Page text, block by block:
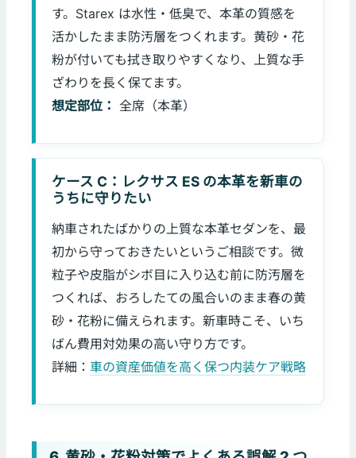
す。Starex は水性・低臭で、本革の質感を
活かしたまま防汚層をつくれます。黄砂・花
粉が付いても拭き取りやすくなり、上質な手
ざわりを長く保てます。
想定部位： 全席（本革）
ケース C：レクサス ES の本革を新車の
うちに守りたい
納車されたばかりの上質な本革セダンを、最
初から守っておきたいというご相談です。微
粒子や皮脂がシボ目に入り込む前に防汚層を
つくれば、おろしたての風合いのまま春の黄
砂・花粉に備えられます。新車時こそ、いち
ばん費用対効果の高い守り方です。
詳細：車の資産価値を高く保つ内装ケア戦略